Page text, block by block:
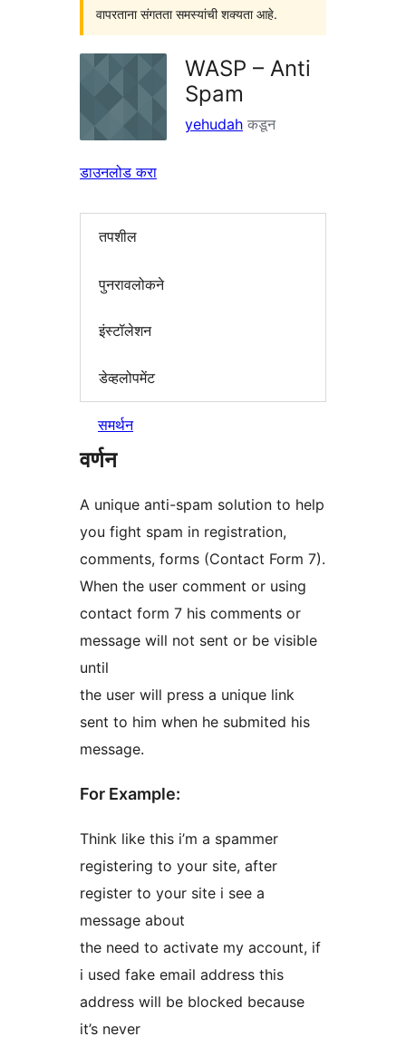
वापरताना संगतता समस्यांची शक्यता आहे.
WASP – Anti
Spam
yehudah कडून
डाउनलोड करा
तपशील
पुनरावलोकने
इंस्टॉलेशन
डेव्हलोपमेंट
समर्थन
वर्णन
A unique anti-spam solution to help
you fight spam in registration,
comments, forms (Contact Form 7).
When the user comment or using
contact form 7 his comments or
message will not sent or be visible
until
the user will press a unique link
sent to him when he submited his
message.
For Example:
Think like this i’m a spammer
registering to your site, after
register to your site i see a
message about
the need to activate my account, if
i used fake email address this
address will be blocked because
it’s never